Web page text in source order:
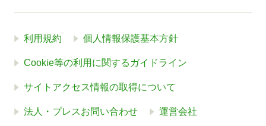
利用規約 個人情報保護基本方針
Cookie等の利用に関するガイドライン
サイトアクセス情報の取得について
法人・プレスお問い合わせ 運営会社